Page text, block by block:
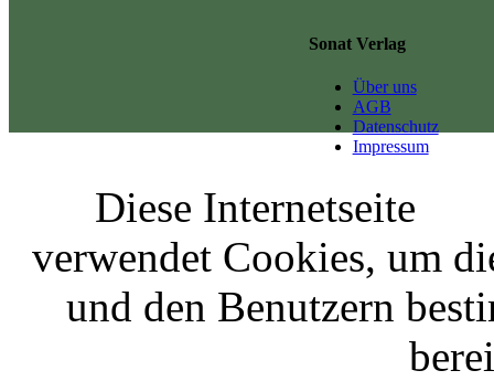
Sonat Verlag
Über uns
AGB
Datenschutz
Impressum
Diese Internetseite
verwendet Cookies, um
und den Benutzern